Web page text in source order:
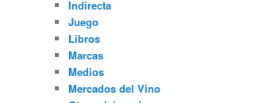
Indirecta
Juego
Libros
Marcas
Medios
Mercados del Vino